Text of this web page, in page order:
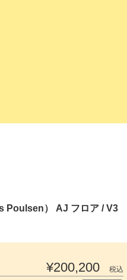
Poulsen） AJ フロア / V3
¥200,200
税込